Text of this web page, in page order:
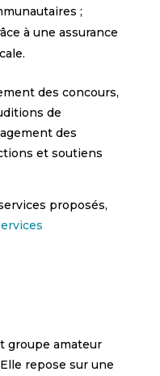
;
à une assurance
des concours,
de
des
et soutiens
proposés,
groupe amateur
repose sur une